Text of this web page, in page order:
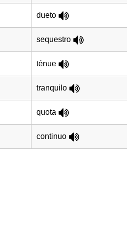
dueto
sequestro
ténue
tranquilo
quota
continuo